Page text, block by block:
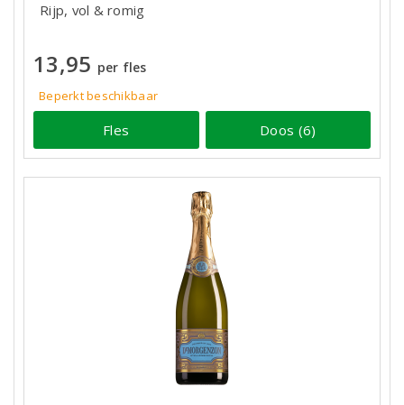
Rijp, vol & romig
13,95 per fles
Beperkt beschikbaar
Fles Doos (6)